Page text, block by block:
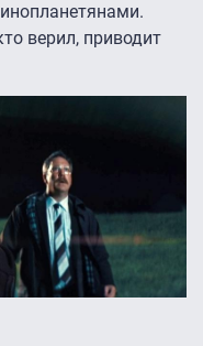
верил, приводит